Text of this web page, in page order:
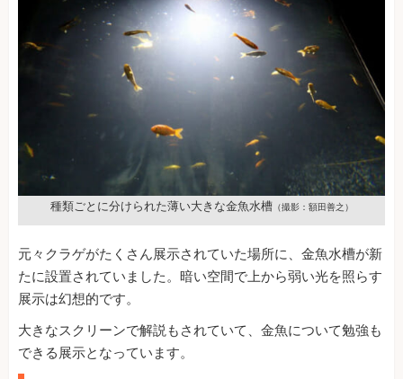
種類ごとに分けられた薄い大きな金魚水槽 （撮影：額田善之）
元々クラゲがたくさん展示されていた場所に、金魚水槽が新
たに設置されていました。暗い空間で上から弱い光を照らす
展示は幻想的です。
大きなスクリーンで解説もされていて、金魚について勉強も
できる展示となっています。